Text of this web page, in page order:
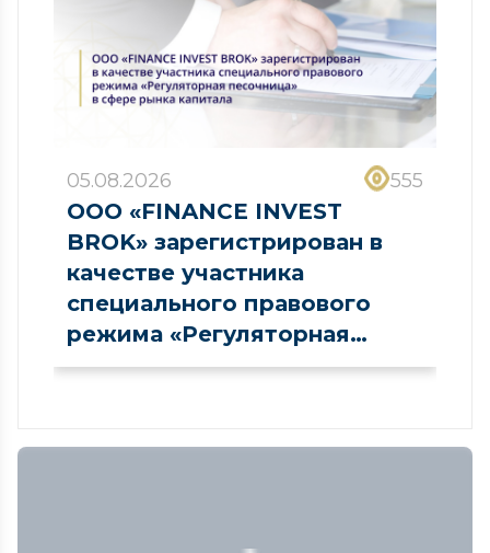
05.08.2026 555
ООО «FINANCE INVEST
BROK» зарегистрирован в
качестве участника
специального правового
режима «Регуляторная
песочница» в сфере рынка